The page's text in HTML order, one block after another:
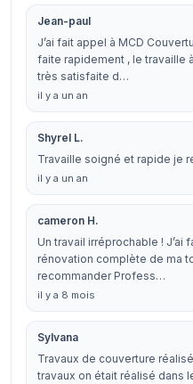
Jean-paul
J’ai fait appel à MCD
faite rapidement , le travaille
très satisfaite d…
il y a un an
Shyrel L.
Travaille soigné et rapide je
il y a un an
cameron H.
Un travail irréprochable !
rénovation complète de ma
recommander Profess…
il y a 8 mois
Sylvana
Travaux de couverture
travaux on était réalisé dans